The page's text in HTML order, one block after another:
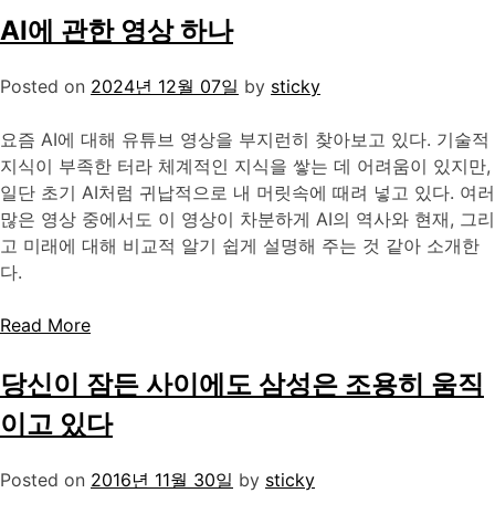
AI에 관한 영상 하나
Posted on 2024년 12월 07일 by sticky
요즘 AI에 대해 유튜브 영상을 부지런히 찾아보고 있다. 기술적
지식이 부족한 터라 체계적인 지식을 쌓는 데 어려움이 있지만,
일단 초기 AI처럼 귀납적으로 내 머릿속에 때려 넣고 있다. 여러
많은 영상 중에서도 이 영상이 차분하게 AI의 역사와 현재, 그리
고 미래에 대해 비교적 알기 쉽게 설명해 주는 것 같아 소개한
다.
Read More
당신이 잠든 사이에도 삼성은 조용히 움직
이고 있다
Posted on 2016년 11월 30일 by sticky